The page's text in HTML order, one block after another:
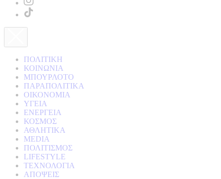
ΠΟΛΙΤΙΚΗ
ΚΟΙΝΩΝΙΑ
ΜΠΟΥΡΛΟΤΟ
ΠΑΡΑΠΟΛΙΤΙΚΑ
ΟΙΚΟΝΟΜΙΑ
ΥΓΕΙΑ
ΕΝΕΡΓΕΙΑ
ΚΟΣΜΟΣ
ΑΘΛΗΤΙΚΑ
MEDIA
ΠΟΛΙΤΙΣΜΟΣ
LIFESTYLE
ΤΕΧΝΟΛΟΓΙΑ
ΑΠΟΨΕΙΣ